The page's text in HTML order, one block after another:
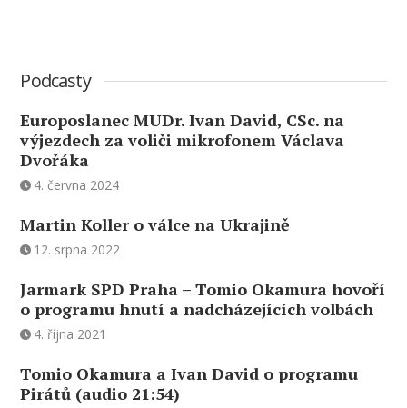
Podcasty
Europoslanec MUDr. Ivan David, CSc. na
výjezdech za voliči mikrofonem Václava
Dvořáka
4. června 2024
Martin Koller o válce na Ukrajině
12. srpna 2022
Jarmark SPD Praha – Tomio Okamura hovoří
o programu hnutí a nadcházejících volbách
4. října 2021
Tomio Okamura a Ivan David o programu
Pirátů (audio 21:54)